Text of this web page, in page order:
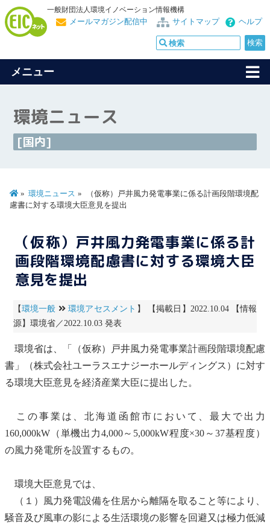
一般財団法人環境イノベーション情報機構
ヘルプ
サイトマップ
メールマガジン配信中
メニュー
環境ニュース
[国内]
環境ニュース
（仮称）戸井風力発電事業に係る計画段階環境配
慮書に対する環境大臣意見を提出
（仮称）戸井風力発電事業に係る計
画段階環境配慮書に対する環境大臣
意見を提出
【環境一般 環境アセスメント 】 【掲載日】2022.10.04 【情報
源】環境省／2022.10.03 発表
環境省は、「（仮称）戸井風力発電事業計画段階環境配慮
書 」（株式会社ユーラスエナジーホールディングス）に対す
る環境大臣意見を経済産業大臣に提出した。
この事業は、北海道函館市において、最大で出力
160,000kW（単機出力4,000～5,000kW程度×30～37基程度）
の風力発電所を設置するもの。
環境大臣意見では、
（１）
風力発電設備を住居から離隔を取ること等により、
騒音及び風車の影による生活環境の影響を回避又は極力低減